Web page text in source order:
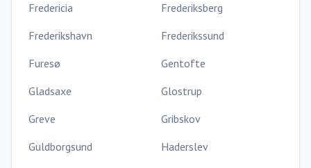
Fredericia
Frederiksberg
Frederikshavn
Frederikssund
Furesø
Gentofte
Gladsaxe
Glostrup
Greve
Gribskov
Guldborgsund
Haderslev